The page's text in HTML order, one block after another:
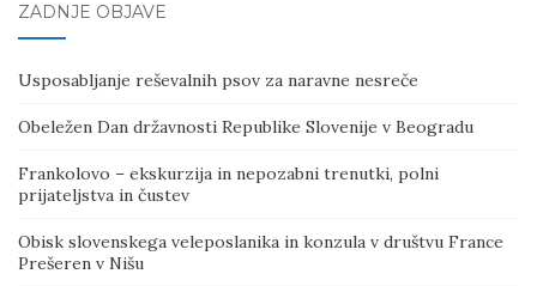
ZADNJE OBJAVE
Usposabljanje reševalnih psov za naravne nesreče
Obeležen Dan državnosti Republike Slovenije v Beogradu
Frankolovo – ekskurzija in nepozabni trenutki, polni
prijateljstva in čustev
Obisk slovenskega veleposlanika in konzula v društvu France
Prešeren v Nišu